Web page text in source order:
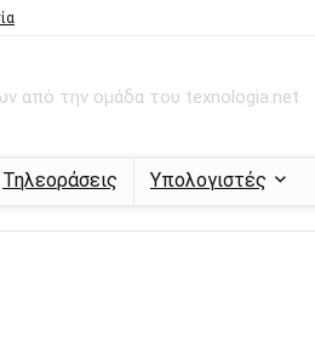
από την ομάδα του texnologia.net
Τηλεοράσεις Υπολογιστές